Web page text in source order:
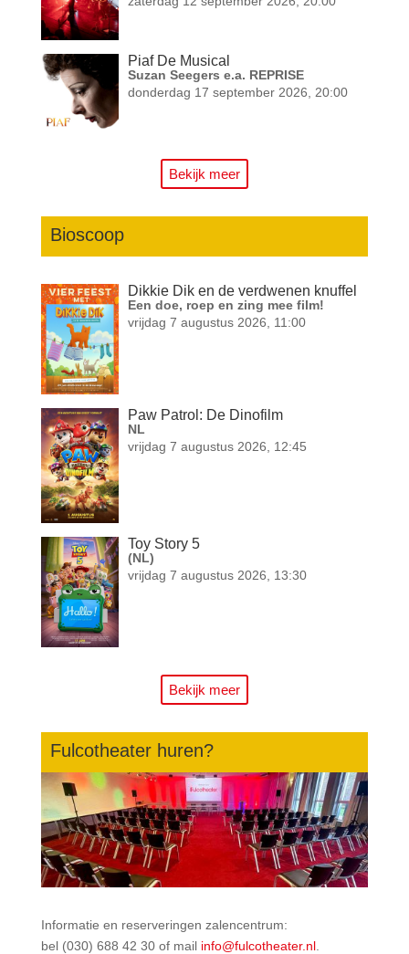
Piaf De Musical
Suzan Seegers e.a. REPRISE
donderdag 17 september 2026, 20:00
Bekijk meer
Bioscoop
Dikkie Dik en de verdwenen knuffel
Een doe, roep en zing mee film!
vrijdag 7 augustus 2026, 11:00
Paw Patrol: De Dinofilm
NL
vrijdag 7 augustus 2026, 12:45
Toy Story 5
(NL)
vrijdag 7 augustus 2026, 13:30
Bekijk meer
Fulcotheater huren?
Informatie en reserveringen zalencentrum:
bel (030) 688 42 30 of mail info@fulcotheater.nl.